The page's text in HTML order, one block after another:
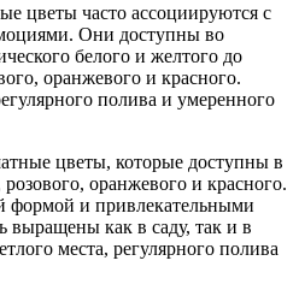
цветы часто ассоциируются с
Они доступны во
белого и желтого до
оранжевого и красного.
полива и умеренного
цветы, которые доступны в
оранжевого и красного.
формой и привлекательными
выращены как в саду, так и в
места, регулярного полива